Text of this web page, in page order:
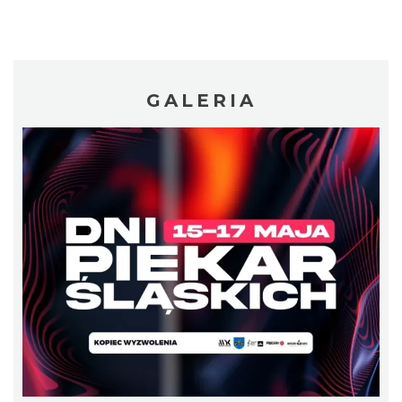
LORD OF THE DANCE 2026
Katowice
2026-12-11
13.99 km
GALERIA